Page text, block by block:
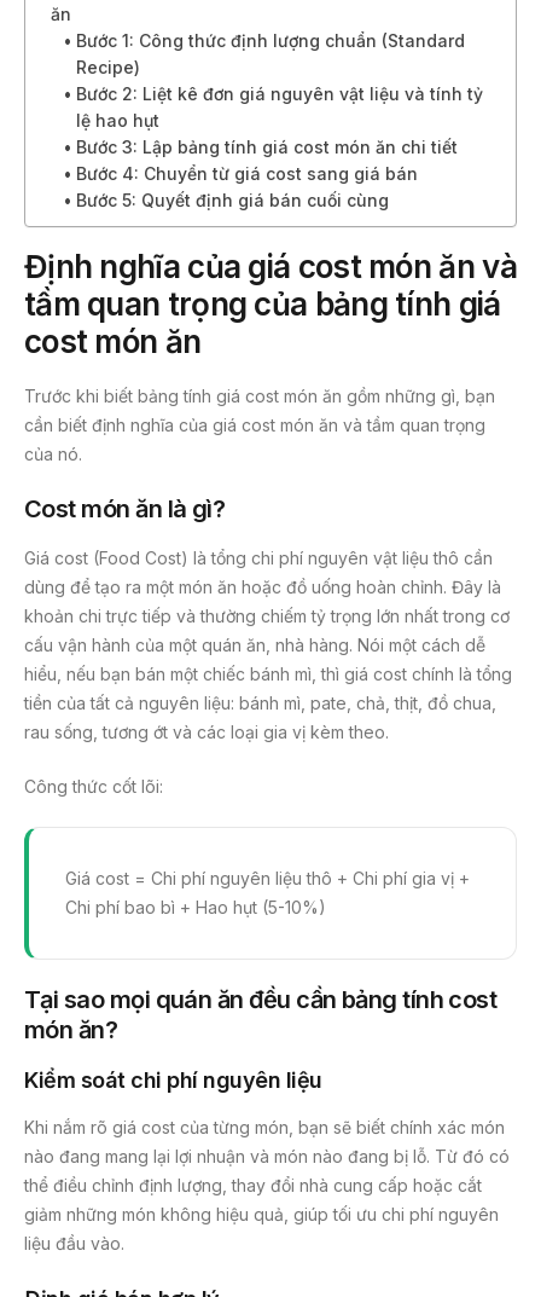
ăn
Bước 1: Công thức định lượng chuẩn (Standard
Recipe)
Bước 2: Liệt kê đơn giá nguyên vật liệu và tính tỷ
lệ hao hụt
Bước 3: Lập bảng tính giá cost món ăn chi tiết
Bước 4: Chuyển từ giá cost sang giá bán
Bước 5: Quyết định giá bán cuối cùng
Định nghĩa của giá cost món ăn và
tầm quan trọng của bảng tính giá
cost món ăn
Trước khi biết bảng tính giá cost món ăn gồm những gì, bạn
cần biết định nghĩa của giá cost món ăn và tầm quan trọng
của nó.
Cost món ăn là gì?
Giá cost (Food Cost) là tổng chi phí nguyên vật liệu thô cần
dùng để tạo ra một món ăn hoặc đồ uống hoàn chỉnh. Đây là
khoản chi trực tiếp và thường chiếm tỷ trọng lớn nhất trong cơ
cấu vận hành của một quán ăn, nhà hàng. Nói một cách dễ
hiểu, nếu bạn bán một chiếc bánh mì, thì giá cost chính là tổng
tiền của tất cả nguyên liệu: bánh mì, pate, chả, thịt, đồ chua,
rau sống, tương ớt và các loại gia vị kèm theo.
Công thức cốt lõi:
Giá cost = Chi phí nguyên liệu thô + Chi phí gia vị +
Chi phí bao bì + Hao hụt (5-10%)
Tại sao mọi quán ăn đều cần bảng tính cost
món ăn?
Kiểm soát chi phí nguyên liệu
Khi nắm rõ giá cost của từng món, bạn sẽ biết chính xác món
nào đang mang lại lợi nhuận và món nào đang bị lỗ. Từ đó có
thể điều chỉnh định lượng, thay đổi nhà cung cấp hoặc cắt
giảm những món không hiệu quả, giúp tối ưu chi phí nguyên
liệu đầu vào.